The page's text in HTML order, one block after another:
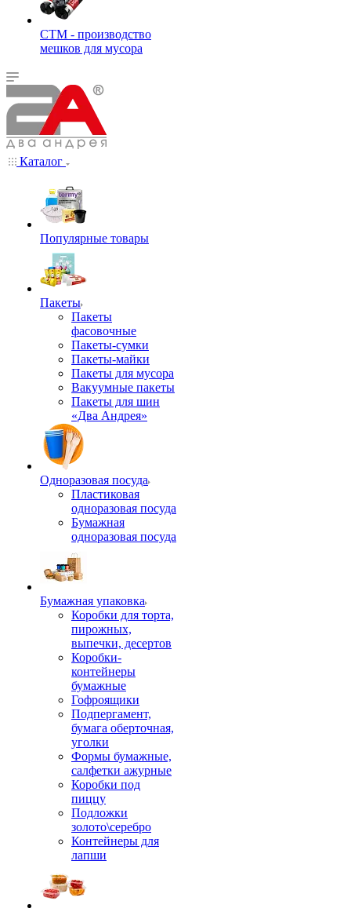
СТМ - производство
мешков для мусора
Каталог
Популярные товары
Пакеты
Пакеты
фасовочные
Пакеты-сумки
Пакеты-майки
Пакеты для мусора
Вакуумные пакеты
Пакеты для шин
«Два Андрея»
Одноразовая посуда
Пластиковая
одноразовая посуда
Бумажная
одноразовая посуда
Бумажная упаковка
Коробки для торта,
пирожных,
выпечки, десертов
Коробки-
контейнеры
бумажные
Гофроящики
Подпергамент,
бумага оберточная,
уголки
Формы бумажные,
салфетки ажурные
Коробки под
пиццу
Подложки
золото\серебро
Контейнеры для
лапши